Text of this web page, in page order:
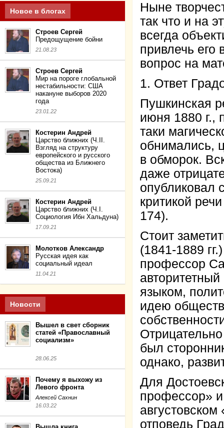
Новое в блогах
Строев Сергей
Предощущение бойни
21.08.23
Строев Сергей
Мир на пороге глобальной
нестабильности: США
накануне выборов 2020
года
23.01.22
Костерин Андрей
Царство ближних (Ч.II.
Взгляд на структуру
европейского и русского
общества из Ближнего
Востока)
25.09.21
Костерин Андрей
Царство ближних (Ч.I.
Социология Ибн Хальдуна)
17.09.21
Молотков Александр
Русская идея как
социальный идеал
11.04.21
Новости
Вышел в свет сборник
статей «Православный
социализм»
28.06.25
Почему я выхожу из
Левого фронта
Алексей Сахнин
16.03.22
Ныне
так что и на
всегда
привлечь его
вопрос на
1. Ответ
Пушкинская
июня 1880 г.,
таки
обнимались,
в обморок.
даже
опубликовал
критикой
174).
Стоит
(1841-1889
профессор
языком,
идею
был
однако,
Для
профессор» и
отповедь